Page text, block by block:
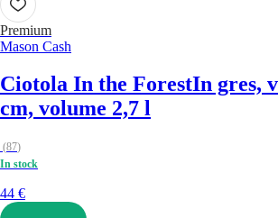
Premium
Mason Cash
Ciotola In the ForestIn gres,
cm, volume 2,7 l
(87)
In stock
44 €